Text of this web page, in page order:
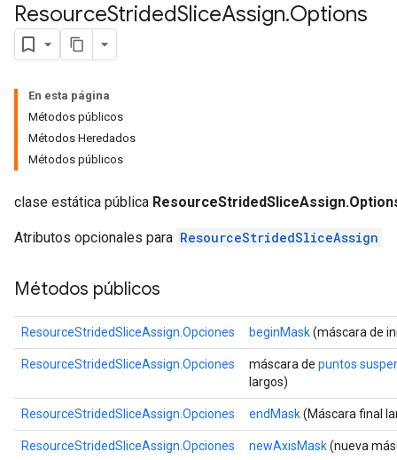
ResourceStridedSliceAssign.Options
En esta página
Métodos públicos
Métodos Heredados
Métodos públicos
clase estática pública
Atributos opcionales para ResourceStridedSliceAssign
Métodos públicos
ResourceStridedSliceAssign.Opciones beginMask(máscara de
ResourceStridedSliceAssign.Opciones máscara de puntos
largos)
ResourceStridedSliceAssign.Opciones endMask(Máscara final
ResourceStridedSliceAssign.Opciones newAxisMask(nueva